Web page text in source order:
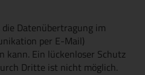
Datenübertragung im
per E-Mail)
kann. Ein lückenloser Schutz
Dritte ist nicht möglich.